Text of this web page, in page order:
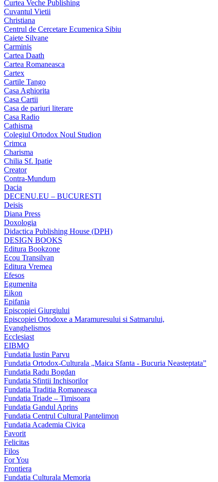
Curtea Veche Publishing
Cuvantul Vietii
Christiana
Centrul de Cercetare Ecumenica Sibiu
Caiete Silvane
Carminis
Cartea Daath
Cartea Romaneasca
Cartex
Cartile Tango
Casa Aghiorita
Casa Cartii
Casa de pariuri literare
Casa Radio
Cathisma
Colegiul Ortodox Noul Studion
Crimca
Charisma
Chilia Sf. Ipatie
Creator
Contra-Mundum
Dacia
DECENU.EU – BUCURESTI
Deisis
Diana Press
Doxologia
Didactica Publishing House (DPH)
DESIGN BOOKS
Editura Bookzone
Ecou Transilvan
Editura Vremea
Efesos
Egumenita
Eikon
Epifania
Episcopiei Giurgiului
Episcopiei Ortodoxe a Maramuresului si Satmarului,
Evanghelismos
Ecclesiast
EIBMO
Fundatia Iustin Parvu
Fundatia Ortodox-Culturala „Maica Sfanta - Bucuria Neasteptata”
Fundatia Radu Bogdan
Fundatia Sfintii Inchisorilor
Fundatia Traditia Romaneasca
Fundatia Triade – Timisoara
Fundatia Gandul Aprins
Fundatia Centrul Cultural Pantelimon
Fundatia Academia Civica
Favorit
Felicitas
Filos
For You
Frontiera
Fundatia Culturala Memoria